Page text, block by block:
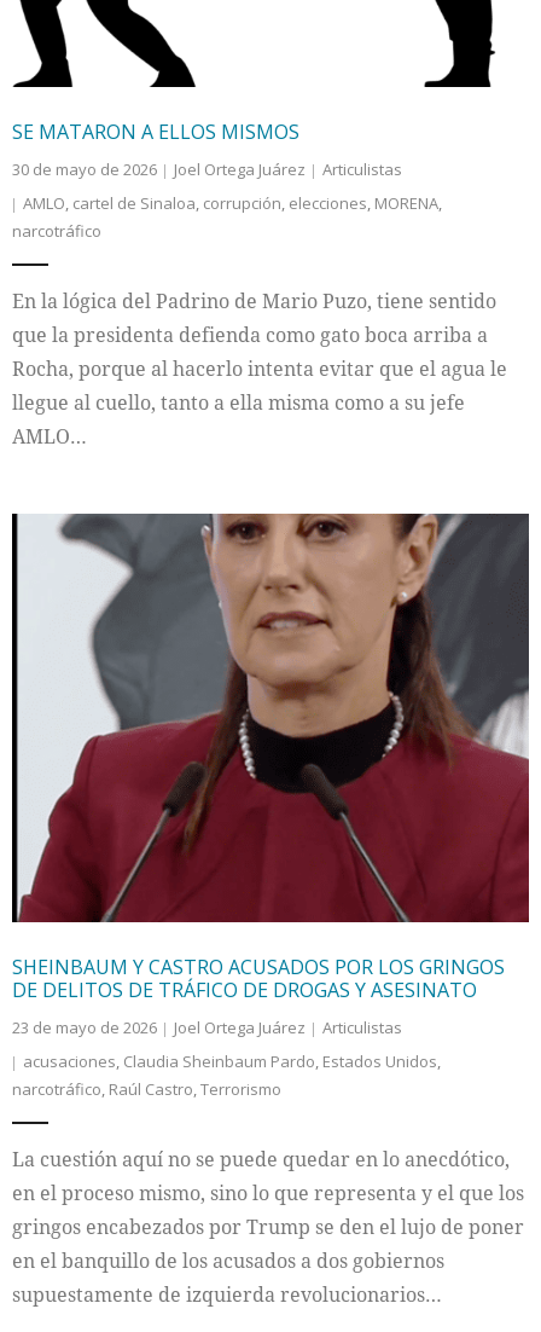
SE MATARON A ELLOS MISMOS
30 de mayo de 2026 Joel Ortega Juárez
Articulistas
AMLO, cartel de Sinaloa, corrupción, elecciones, MORENA,
narcotráfico
En la lógica del Padrino de Mario Puzo, tiene sentido
que la presidenta defienda como gato boca arriba a
Rocha, porque al hacerlo intenta evitar que el agua le
llegue al cuello, tanto a ella misma como a su jefe
AMLO…
SHEINBAUM Y CASTRO ACUSADOS POR LOS GRINGOS
DE DELITOS DE TRÁFICO DE DROGAS Y ASESINATO
23 de mayo de 2026 Joel Ortega Juárez
Articulistas
acusaciones, Claudia Sheinbaum Pardo, Estados Unidos,
narcotráfico, Raúl Castro,Terrorismo
La cuestión aquí no se puede quedar en lo anecdótico,
en el proceso mismo, sino lo que representa y el que los
gringos encabezados por Trump se den el lujo de poner
en el banquillo de los acusados a dos gobiernos
supuestamente de izquierda revolucionarios…